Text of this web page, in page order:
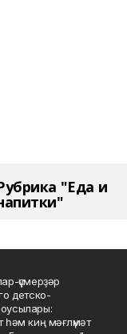
"Еда и
үҫмерҙәр
детско-
киң мәғлүмәт